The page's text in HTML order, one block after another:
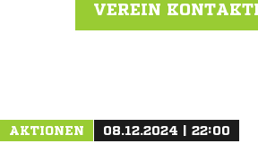
VEREIN
AKTIONEN 08.12.2024 | 22:00